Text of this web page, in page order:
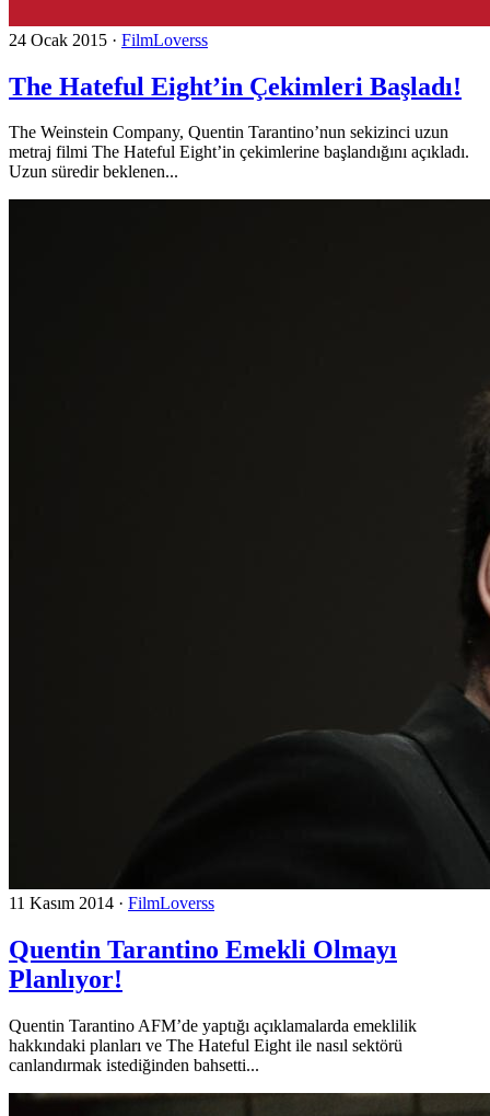
24 Ocak 2015 · FilmLoverss
The Hateful Eight’in Çekimleri Başladı!
The Weinstein Company, Quentin Tarantino’nun sekizinci uzun
metraj filmi The Hateful Eight’in çekimlerine başlandığını açıkladı.
Uzun süredir beklenen...
11 Kasım 2014 · FilmLoverss
Quentin Tarantino Emekli Olmayı
Planlıyor!
Quentin Tarantino AFM’de yaptığı açıklamalarda emeklilik
hakkındaki planları ve The Hateful Eight ile nasıl sektörü
canlandırmak istediğinden bahsetti...